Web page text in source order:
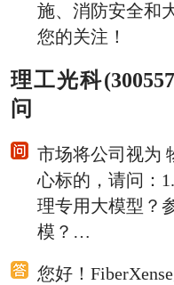
施、消防安全和
您的关注！
理工光科
问
市场将公司视为
心标的，请问：
理专用大模型？
模？…
您好！